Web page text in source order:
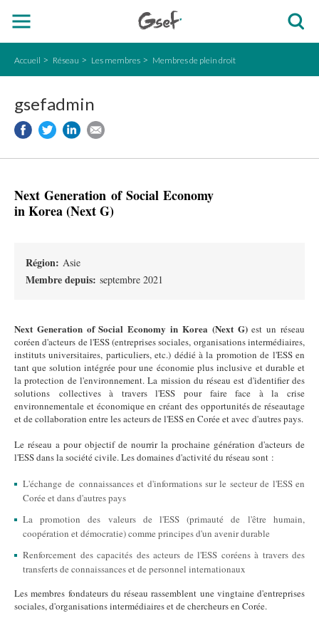
Accueil Réseau Les membres Membres de plein droit
gsefadmin
Next Generation of Social Economy
in Korea (Next G)
Région: Asie
Membre depuis: septembre 2021
Next Generation of Social Economy in Korea (Next G)est un réseau
coréen d'acteurs de l'ESS (entreprises sociales, organisations intermédiaires,
instituts universitaires, particuliers, etc.) dédié à la promotion de l'ESS en
tant que solution intégrée pour une économie plus inclusive et durable et
la protection de l'environnement. La mission du réseau est d'identifier des
solutions collectives à travers l'ESS pour faire face à la crise
environnementale et économique en créant des opportunités de réseautage
et de collaboration entre les acteurs de l'ESS en Corée et avec d'autres pays.
Le réseau a pour objectif de nourrir la prochaine génération d'acteurs de
l'ESS dans la société civile. Les domaines d'activité du réseau sont :
L'échange de connaissances et d'informations sur le secteur de l'ESS en
Corée et dans d'autres pays
La promotion des valeurs de l'ESS (primauté de l'être humain,
coopération et démocratie) comme principes d'un avenir durable
Renforcement des capacités des acteurs de l'ESS coréens à travers des
transferts de connaissances et de personnel internationaux
Les membres fondateurs du réseau rassemblent une vingtaine d'entreprises
sociales, d'organisations intermédiaires et de chercheurs en Corée.